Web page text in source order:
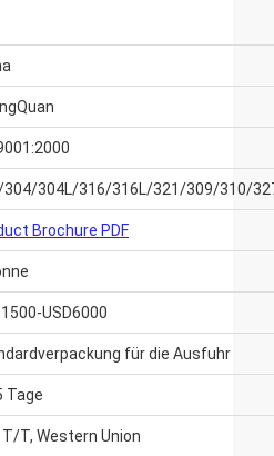
304/304L/316/316L/321/309/310/
Brochure PDF
USD6000
für die Ausfuhr
Tage
T/T, Western Union